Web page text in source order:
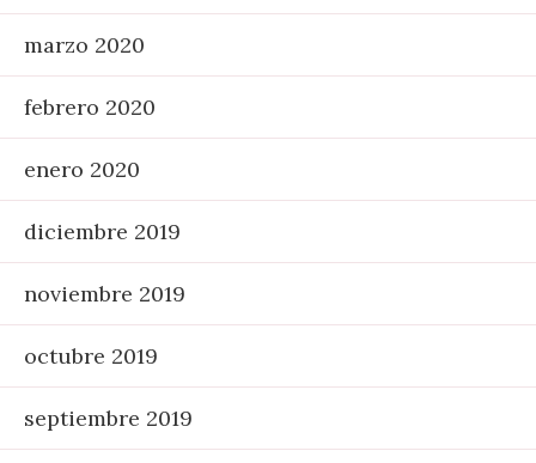
marzo 2020
febrero 2020
enero 2020
diciembre 2019
noviembre 2019
octubre 2019
septiembre 2019